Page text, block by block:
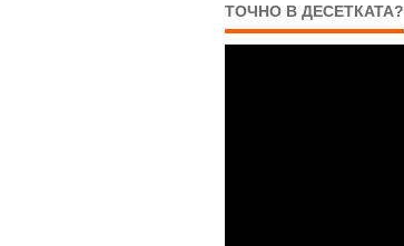
ТОЧНО В ДЕСЕТКАТА?